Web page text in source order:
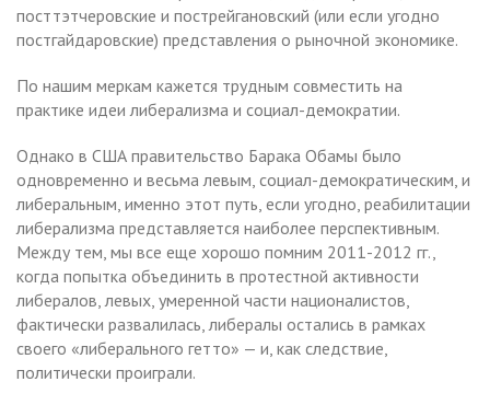
посттэтчеровские и пострейгановский (или если угодно
постгайдаровские) представления о рыночной экономике.
По нашим меркам кажется трудным совместить на
практике идеи либерализма и социал-демократии.
Однако в США правительство Барака Обамы было
одновременно и весьма левым, социал-демократическим, и
либеральным, именно этот путь, если угодно, реабилитации
либерализма представляется наиболее перспективным.
Между тем, мы все еще хорошо помним 2011-2012 гг.,
когда попытка объединить в протестной активности
либералов, левых, умеренной части националистов,
фактически развалилась, либералы остались в рамках
своего «либерального гетто» — и, как следствие,
политически проиграли.